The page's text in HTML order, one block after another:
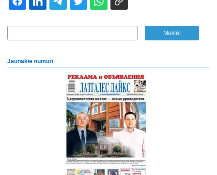
Jaunākie numuri